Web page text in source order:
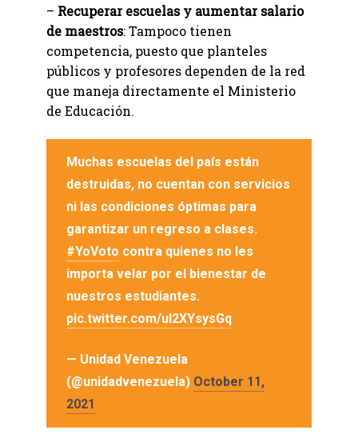
– Recuperar escuelas y aumentar salario
de maestros: Tampoco tienen
competencia, puesto que planteles
públicos y profesores dependen de la red
que maneja directamente el Ministerio
de Educación.
Muchas escuelas del país están
destruidas, no cuentan con servicios
ni las condiciones óptimas para
garantizar un regreso a clases.
#YoVoto contra quienes no les
importa velar por el bienestar de
nuestros estudiantes.
pic.twitter.com/ul2XYsysGq
— Unidad Venezuela
(@unidadvenezuela) October 11,
2021